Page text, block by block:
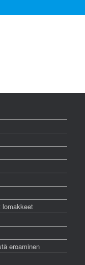
lomakkeet
eroaminen